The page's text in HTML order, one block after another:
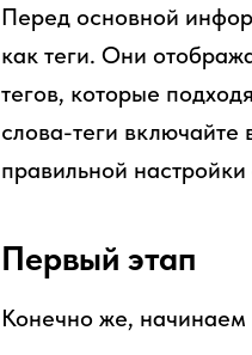
Перед основной
как теги. Они
тегов, которые
слова-теги
правильной
Первый этап
Конечно же, начинаем